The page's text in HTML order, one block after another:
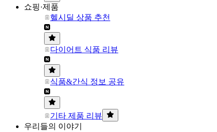
쇼핑·제품
헬시딜 상품 추천
다이어트 식품 리뷰
식품&간식 정보 공유
기타 제품 리뷰
우리들의 이야기